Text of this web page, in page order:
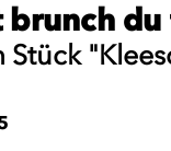
brunch
Stück